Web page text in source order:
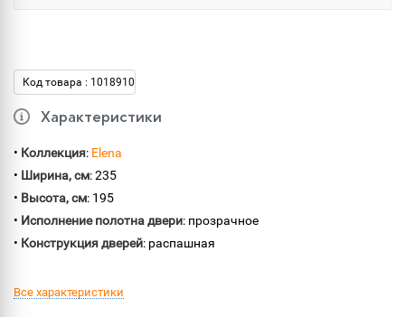
Код товара : 1018910
Характеристики
• Коллекция: Elena
• Ширина, см: 235
• Высота, см: 195
• Исполнение полотна двери: прозрачное
• Конструкция дверей: распашная
Все характеристики